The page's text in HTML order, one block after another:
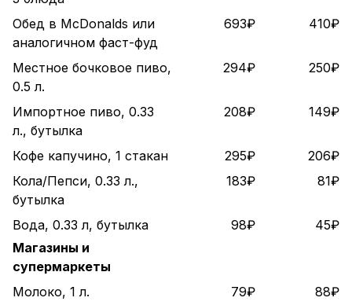
Обед в McDonalds или
аналогичном фаст-фуд
693₽ 410₽
Местное бочковое пиво,
0.5 л.
294₽ 250₽
Импортное пиво, 0.33
л., бутылка
208₽ 149₽
Кофе капучино, 1 стакан 295₽
206₽
Кола/Пепси, 0.33 л.,
бутылка
183₽ 81₽
Вода, 0.33 л, бутылка 98₽
45₽
Магазины и
супермаркеты
Молоко, 1 л.
79₽
88₽